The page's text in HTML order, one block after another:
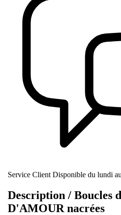
Service Client Disponible du lundi
Description / Boucles
D'AMOUR nacrées